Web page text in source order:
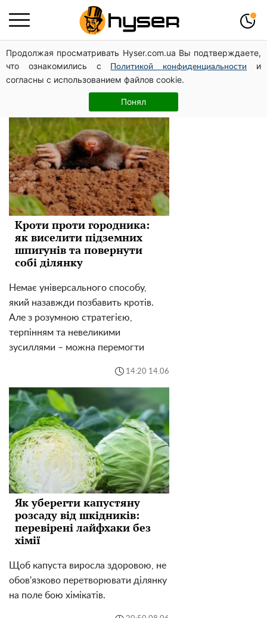
Продолжая просматривать Hyser.com.ua Вы подтверждаете,
что ознакомились с
Политикой конфиденциальности
и
согласны с использованием файлов cookie.
Понял
шкідники
Кроти проти городника:
як виселити підземних
шпигунів та повернути
собі ділянку
Немає універсального способу,
який назавжди позбавить кротів.
Але з розумною стратегією,
терпінням та невеликими
зусиллями – можна перемогти
14:20 14.06
Як уберегти капустяну
розсаду від шкідників:
перевірені лайфхаки без
хімії
Щоб капуста виросла здоровою, не
обов'язково перетворювати ділянку
на поле бою хімікатів.